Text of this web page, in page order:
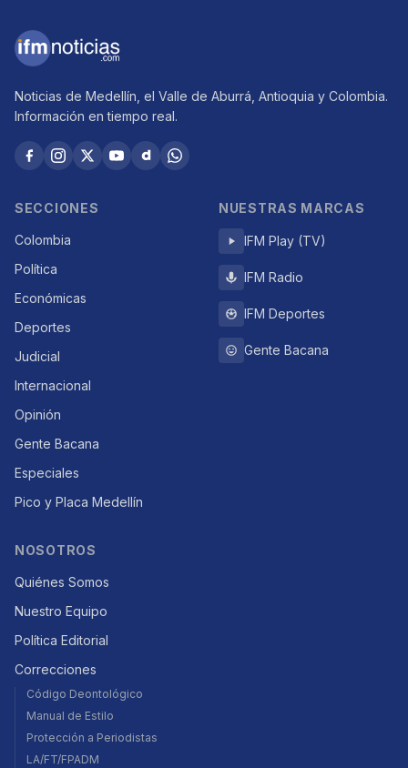
Noticias de Medellín, el Valle de Aburrá, Antioquia y Colombia.
Información en tiempo real.
SECCIONES
Colombia
Política
Económicas
Deportes
Judicial
Internacional
Opinión
Gente Bacana
Especiales
Pico y Placa Medellín
NUESTRAS MARCAS
IFM Play (TV)
IFM Radio
IFM Deportes
Gente Bacana
NOSOTROS
Quiénes Somos
Nuestro Equipo
Política Editorial
Correcciones
Código Deontológico
Manual de Estilo
Protección a Periodistas
LA/FT/FPADM